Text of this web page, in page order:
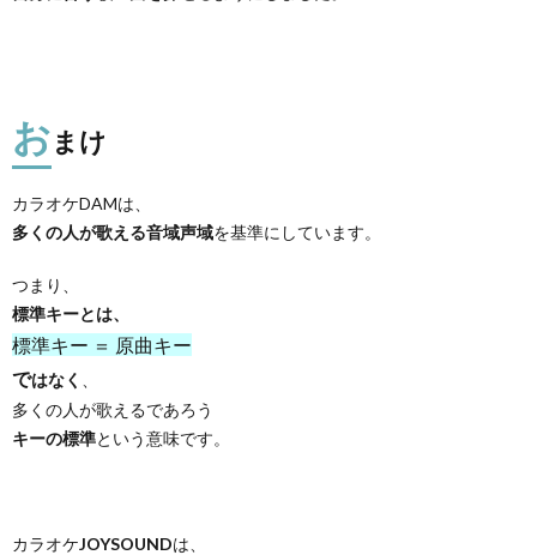
おまけ
カラオケDAMは、
多くの人が歌える音域声域を基準にしています。
つまり、
標準キーとは、
標準キー ＝ 原曲キー
ではなく
多くの人が歌えるであろう
キーの標準という意味です。
カラオケJOYSOUNDは、